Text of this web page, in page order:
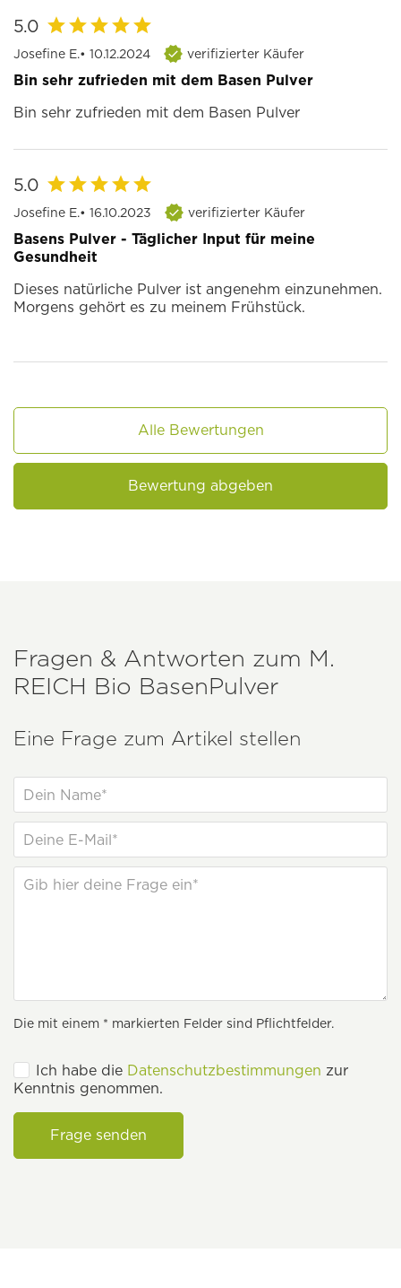
5.0
Josefine E.• 10.12.2024 verifizierter Käufer
Bin sehr zufrieden mit dem Basen Pulver
Bin sehr zufrieden mit dem Basen Pulver
5.0
Josefine E.• 16.10.2023 verifizierter Käufer
Basens Pulver - Täglicher Input für meine
Gesundheit
Dieses natürliche Pulver ist angenehm einzunehmen.
Morgens gehört es zu meinem Frühstück.
Alle Bewertungen
Bewertung abgeben
Fragen & Antworten zum M.
REICH Bio BasenPulver
Eine Frage zum Artikel stellen
Die mit einem * markierten Felder sind Pflichtfelder.
Ich habe die Datenschutzbestimmungen zur
Kenntnis genommen.
Frage senden